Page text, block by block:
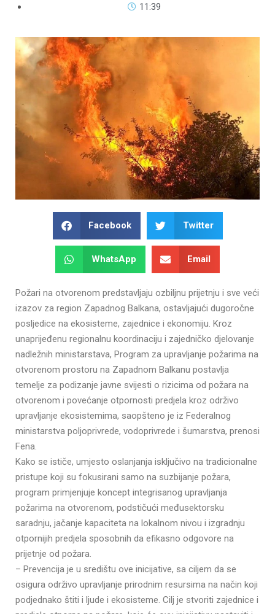
11:39
Facebook Twitter
WhatsApp Email
Požari na otvorenom predstavljaju ozbiljnu prijetnju i sve veći
izazov za region Zapadnog Balkana, ostavljajući dugoročne
posljedice na ekosisteme, zajednice i ekonomiju. Kroz
unaprijeđenu regionalnu koordinaciju i zajedničko djelovanje
nadležnih ministarstava, Program za upravljanje požarima na
otvorenom prostoru na Zapadnom Balkanu postavlja
temelje za podizanje javne svijesti o rizicima od požara na
otvorenom i povećanje otpornosti predjela kroz održivo
upravljanje ekosistemima, saopšteno je iz Federalnog
ministarstva poljoprivrede, vodoprivrede i šumarstva, prenosi
Fena.
Kako se ističe, umjesto oslanjanja isključivo na tradicionalne
pristupe koji su fokusirani samo na suzbijanje požara,
program primjenjuje koncept integrisanog upravljanja
požarima na otvorenom, podstičući međusektorsku
saradnju, jačanje kapaciteta na lokalnom nivou i izgradnju
otpornijih predjela sposobnih da efikasno odgovore na
prijetnje od požara.
– Prevencija je u središtu ove inicijative, sa ciljem da se
osigura održivo upravljanje prirodnim resursima na način koji
podjednako štiti i ljude i ekosisteme. Cilj je stvoriti zajednice i